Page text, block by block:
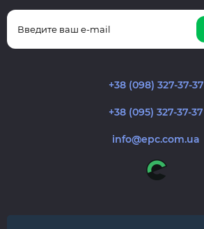
+38 (098) 327-37-37
+38 (095) 327-37-37
info@epc.com.ua